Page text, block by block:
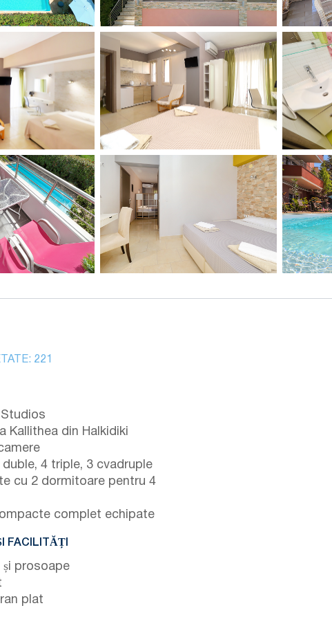
221
Kallithea din Halkidiki
4 triple, 3 cvadruple
cu 2 dormitoare pentru 4
complet echipate
FACILITĂȚI
și prosoape
plat